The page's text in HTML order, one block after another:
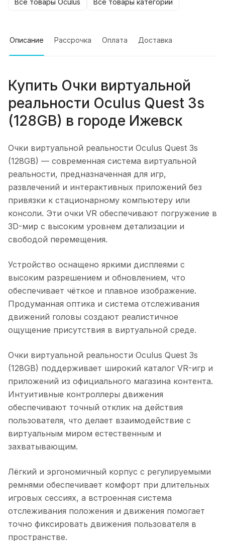
Все товары Oculus Все товары категории
Описание Рассрочка Оплата Доставка
Купить Очки виртуальной
реальности Oculus Quest 3s
(128GB) в городе Ижевск
Очки виртуальной реальности Oculus Quest 3s
(128GB) — современная система виртуальной
реальности, предназначенная для игр,
развлечений и интерактивных приложений без
привязки к стационарному компьютеру или
консоли. Эти очки VR обеспечивают погружение в
3D-мир с высоким уровнем детализации и
свободой перемещения.
Устройство оснащено яркими дисплеями с
высоким разрешением и обновлением, что
обеспечивает чёткое и плавное изображение.
Продуманная оптика и система отслеживания
движений головы создают реалистичное
ощущение присутствия в виртуальной среде.
Очки виртуальной реальности Oculus Quest 3s
(128GB) поддерживает широкий каталог VR-игр и
приложений из официального магазина контента.
Интуитивные контроллеры движения
обеспечивают точный отклик на действия
пользователя, что делает взаимодействие с
виртуальным миром естественным и
захватывающим.
Лёгкий и эргономичный корпус с регулируемыми
ремнями обеспечивает комфорт при длительных
игровых сессиях, а встроенная система
отслеживания положения и движения помогает
точно фиксировать движения пользователя в
пространстве.